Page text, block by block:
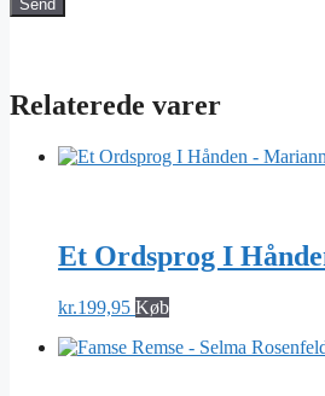
Relaterede varer
Et Ordsprog I
kr.199,95 Køb